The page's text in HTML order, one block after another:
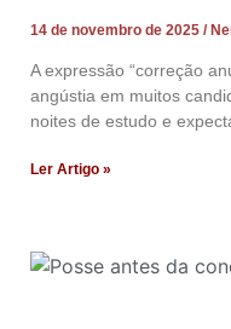
14 de novembro de 2025
A expressão “correção
angústia em muitos
noites de estudo e
Ler Artigo »